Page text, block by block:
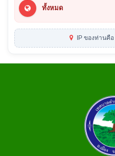
ทั้งหมด
IP ของท่านคือ